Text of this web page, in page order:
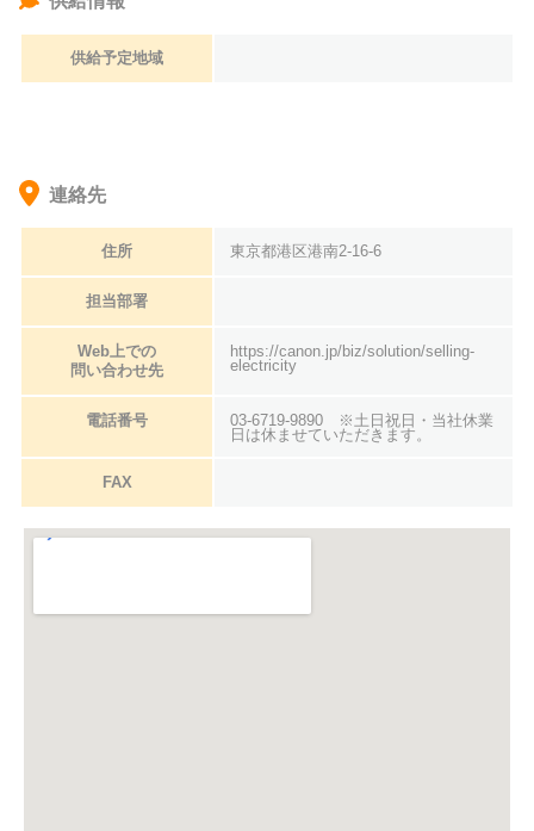
供給予定地域
連絡先
住所 東京都港区港南2-16-6
担当部署
Web上での
問い合わせ先
https://canon.jp/biz/solution/selling-
electricity
電話番号
03-6719-9890 ※土日祝日・当社休業
日は休ませていただきます。
FAX